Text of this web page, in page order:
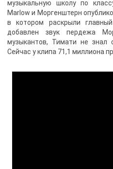
музыкальную школу по
Marlow и Моргенштерн
в котором раскрыли
добавлен звук пердежа
музыкантов, Тимати не знал
Сейчас у клипа 71,1 миллиона